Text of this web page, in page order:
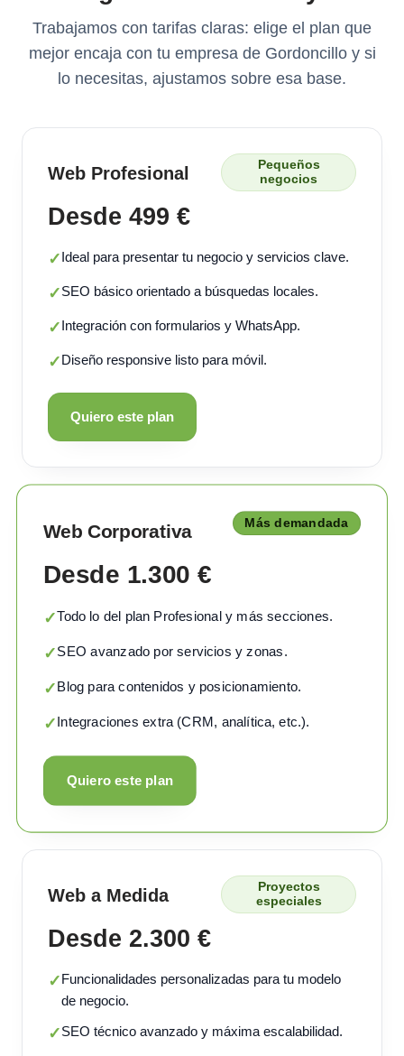
Trabajamos con tarifas claras: elige el plan que
mejor encaja con tu empresa de Gordoncillo y si
lo necesitas, ajustamos sobre esa base.
Web Profesional
Pequeños
negocios
Desde 499 €
✓Ideal para presentar tu negocio y servicios clave.
✓SEO básico orientado a búsquedas locales.
✓Integración con formularios y WhatsApp.
✓Diseño responsive listo para móvil.
Quiero este plan
Web Corporativa Más demandada
Desde 1.300 €
✓Todo lo del plan Profesional y más secciones.
✓SEO avanzado por servicios y zonas.
✓Blog para contenidos y posicionamiento.
✓Integraciones extra (CRM, analítica, etc.).
Quiero este plan
Web a Medida
Proyectos
especiales
Desde 2.300 €
✓Funcionalidades personalizadas para tu modelo
de negocio.
✓SEO técnico avanzado y máxima escalabilidad.